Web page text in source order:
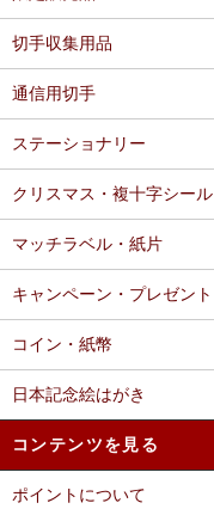
切手収集用品
通信用切手
ステーショナリー
クリスマス・複十字シール
マッチラベル・紙片
キャンペーン・プレゼント
コイン・紙幣
日本記念絵はがき
コンテンツを見る
ポイントについて